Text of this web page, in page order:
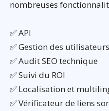
nombreuses
✅ API
✅ Gestion des
✅ Audit SEO technique
✅ Suivi du ROI
✅ Localisation et
✅ Vérificateur de liens